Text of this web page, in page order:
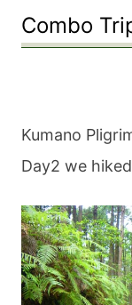
Combo
Kumano
Day2 we